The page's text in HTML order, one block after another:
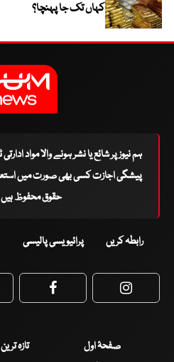
کہاں تک جا پہنچا؟
ہم نیوز پر شائع یا نشر ہونے والا مواد
پیشگی اجازت کسی بھی صورت میں
حقوق محفوظ ہیں ©
رابطہ کریں پرائیویسی پالیسی
Facebook
صفحۂ اول تازہ ترین